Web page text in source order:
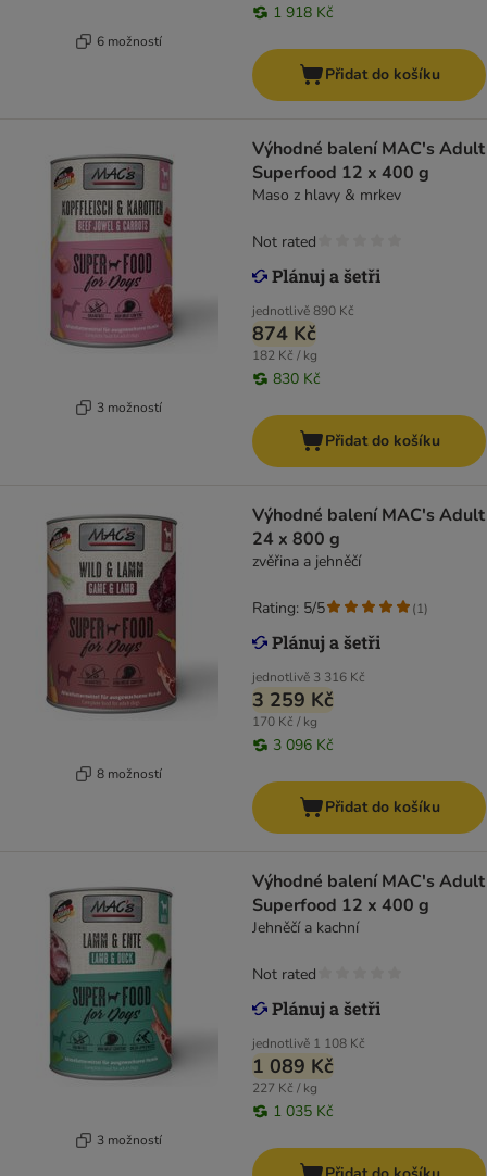
6 možností
1 918 Kč
Přidat do košíku
3 možností
Výhodné balení MAC's Adult
Superfood 12 x 400 g
Maso z hlavy & mrkev
jednotlivě890 Kč
874 Kč
182 Kč / kg
830 Kč
Not rated
Přidat do košíku
8 možností
Výhodné balení MAC's Adult
24 x 800 g
zvěřina a jehněčí
jednotlivě 3 316 Kč
3 259 Kč
170 Kč / kg
3 096 Kč
Rating: 5/5 (1)
Přidat do košíku
3 možností
Výhodné balení MAC's Adult
Superfood 12 x 400 g
Jehněčí a kachní
jednotlivě 1 108 Kč
1 089 Kč
227 Kč / kg
1 035 Kč
Not rated